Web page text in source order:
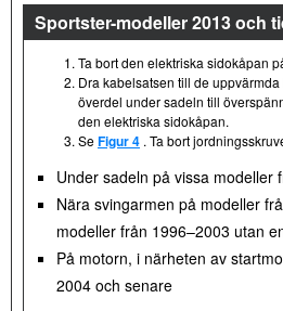
Sportster-modeller 2013 och
Ta bort den elektriska sidokåpan
Dra kabelsatsen till de
överdel under sadeln till
den elektriska sidokåpan.
SeFigur 4 . Ta bort
Under sadeln på vissa modeller
Nära svingarmen på modeller
modeller från 1996–2003 utan
På motorn, i närheten av
2004 och senare